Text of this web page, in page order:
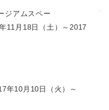
ジアムスペー
日（土）～2017
10月10日（火）～